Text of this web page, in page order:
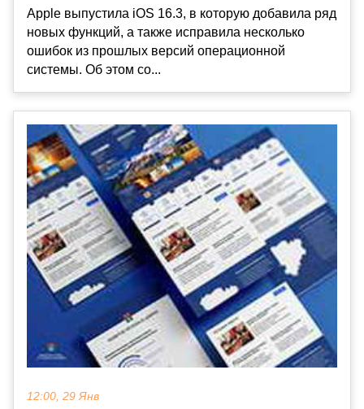
Apple выпустила iOS 16.3, в которую добавила ряд
новых функций, а также исправила несколько
ошибок из прошлых версий операционной
системы. Об этом со...
12:00, 29 Янв